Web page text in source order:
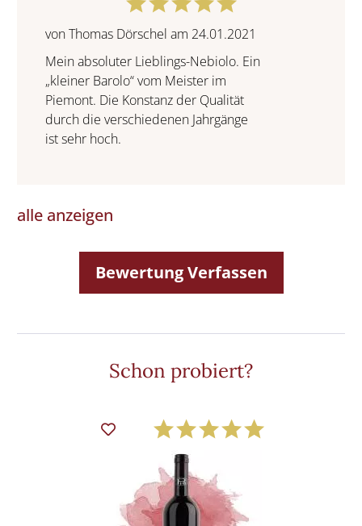
von Thomas Dörschel am 24.01.2021
Mein absoluter Lieblings-Nebiolo. Ein
„kleiner Barolo“ vom Meister im
Piemont. Die Konstanz der Qualität
durch die verschiedenen Jahrgänge
ist sehr hoch.
alle anzeigen
Bewertung Verfassen
Schon probiert?